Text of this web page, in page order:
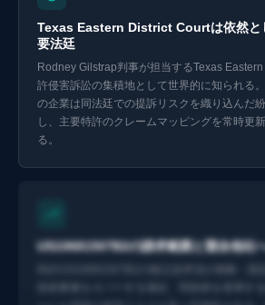
Texas Eastern District Courtは依然と
要法廷
Rodney Gilstrap判事が担当するTexas
許侵害訴訟の集積地として世界的に知られる
の企業は同法廷での提訴リスクを織り込んだ
し、主要特許のクレームマッピングを常時更
る。
US10681507B2の請求範囲と競合他社